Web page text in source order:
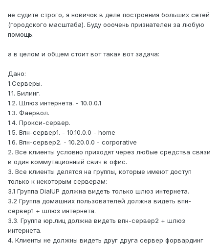
не судите строго, я новичок в деле построения больших сетей
(городского масштаба). Буду ооочень признателен за любую
помощь.
а в целом и общем стоит вот такая вот задача:
Дано:
1.Серверы.
1.1. Билинг.
1.2. Шлюз интернета. - 10.0.0.1
1.3. Фаервол.
1.4. Прокси-сервер.
1.5. Впн-сервер1. - 10.10.0.0 - home
1.6. Впн-сервер2. - 10.20.0.0 - corporative
2. Все клиенты условно приходят через любые средства связи
в один коммутационный свич в офис.
3. Все клиенты делятся на группы, которые имеют доступ
только к некоторым серверам:
3.1 Группа DialUP должна видеть только шлюз интернета.
3.2 Группа домашних пользователей должна видеть впн-
сервер1 + шлюз интернета.
3.3. Группа юр.лиц должна видеть впн-сервер2 + шлюз
интернета.
4. Клиенты не должны видеть друг друга сервер форвардинг